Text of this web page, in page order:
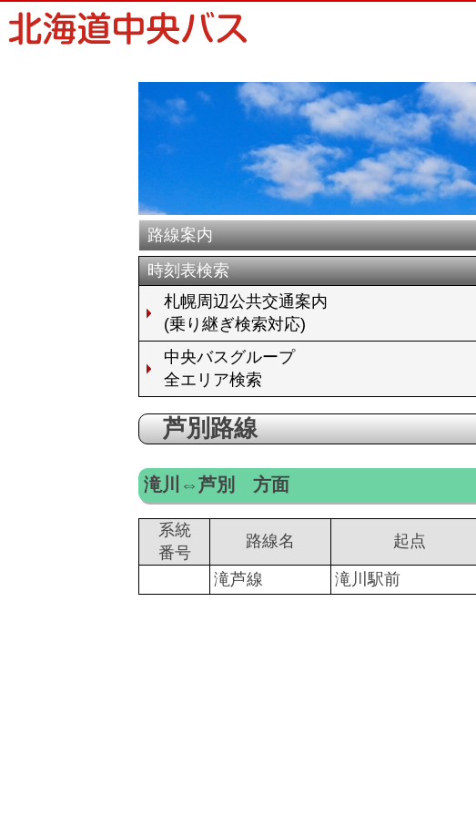
路線案内
時刻表検索
札幌周辺公共交通案内
(乗り継ぎ検索対応)
中央バスグループ
全エリア検索
芦別路線
滝川⇔芦別 方面
系統
番号
路線名 起点
滝芦線 滝川駅前